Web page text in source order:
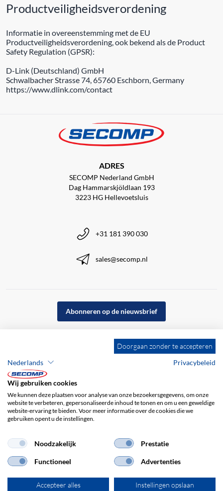
Productveiligheidsverordening
Informatie in overeenstemming met de EU
Productveiligheidsverordening, ook bekend als de Product
Safety Regulation (GPSR):
D-Link (Deutschland) GmbH
Schwalbacher Strasse 74, 65760 Eschborn, Germany
https://www.dlink.com/contact
ADRES
SECOMP Nederland GmbH
Dag Hammarskjöldlaan 193
3223 HG Hellevoetsluis
+31 181 390 030
sales@secomp.nl
Abonneren op de nieuwsbrief
Bedrijfsgegevens ALV
Disclaimer
Privacybeleid
Doorgaan zonder te accepteren
Nederlands
Privacybeleid
Wij gebruiken cookies
We kunnen deze plaatsen voor analyse van onze bezoekersgegevens, om onze
website te verbeteren, gepersonaliseerde inhoud te tonen en om u een geweldige
website-ervaring te bieden. Voor meer informatie over de cookies die we
gebruiken opent u de instellingen.
Noodzakelijk Prestatie
Functioneel Advertenties
Accepteer alles Instellingen opslaan